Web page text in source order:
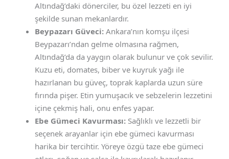
Altındağ’daki dönerciler, bu özel lezzeti en iyi
şekilde sunan mekanlardır.
Beypazarı Güveci: Ankara’nın komşu ilçesi
Beypazarı’ndan gelme olmasına rağmen,
Altındağ’da da yaygın olarak bulunur ve çok sevilir.
Kuzu eti, domates, biber ve kuyruk yağı ile
hazırlanan bu güveç, toprak kaplarda uzun süre
fırında pişer. Etin yumuşacık ve sebzelerin lezzetini
içine çekmiş hali, onu enfes yapar.
Ebe Gümeci Kavurması: Sağlıklı ve lezzetli bir
seçenek arayanlar için ebe gümeci kavurması
harika bir tercihtir. Yöreye özgü taze ebe gümeci